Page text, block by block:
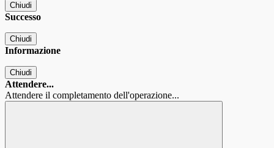
Chiudi
Successo
Chiudi
Informazione
Chiudi
Attendere...
Attendere il completamento dell'operazione...